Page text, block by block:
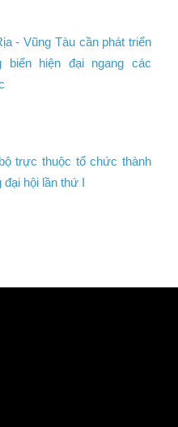
- Vũng Tàu cần phát triển
biển hiện đại ngang các
trực thuộc tổ chức thành
đại hội lần thứ I